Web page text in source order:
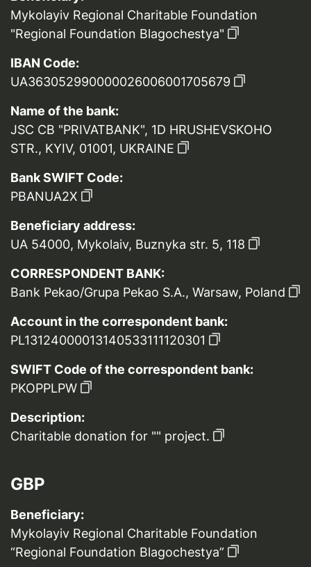
Mykolayiv Regional Charitable Foundation
"Regional Foundation Blagochestya"
IBAN Code:
UA363052990000026006001705679
Name of the bank:
JSC CB "PRIVATBANK", 1D HRUSHEVSKOHO
STR., KYIV, 01001, UKRAINE
Bank SWIFT Code:
PBANUA2X
Beneficiary address:
UA 54000, Mykolaiv, Buznyka str. 5, 118
CORRESPONDENT BANK:
Bank Pekao/Grupa Pekao S.A., Warsaw, Poland
Account in the correspondent bank:
PL13124000013140533111120301
SWIFT Code of the correspondent bank:
PKOPPLPW
Description:
Charitable donation for "" project.
GBP
Beneficiary:
Mykolayiv Regional Charitable Foundation
“Regional Foundation Blagochestya”